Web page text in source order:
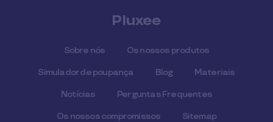
Pluxee
Sobre nós Os nossos produtos
Simulador de poupança Blog Materiais
Notícias Perguntas Frequentes
Os nossos compromissos Sitemap